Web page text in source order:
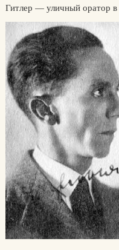
Гитлер — уличный оратор